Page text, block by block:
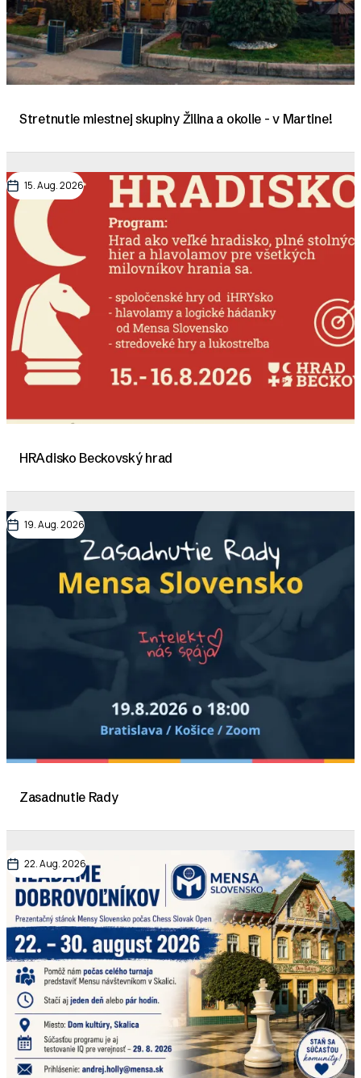
Stretnutie miestnej skupiny Žilina a okolie - v Martine!
15. Aug. 2026
HRAdisko Beckovský hrad
19. Aug. 2026
Zasadnutie Rady
22. Aug. 2026